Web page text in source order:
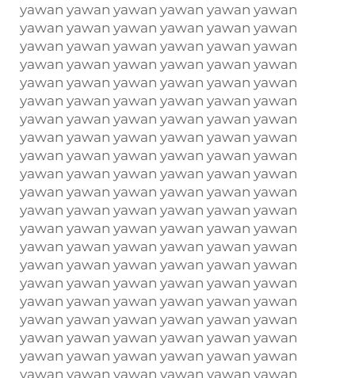
yawan yawan yawan yawan yawan yawan
yawan yawan yawan yawan yawan yawan
yawan yawan yawan yawan yawan yawan
yawan yawan yawan yawan yawan yawan
yawan yawan yawan yawan yawan yawan
yawan yawan yawan yawan yawan yawan
yawan yawan yawan yawan yawan yawan
yawan yawan yawan yawan yawan yawan
yawan yawan yawan yawan yawan yawan
yawan yawan yawan yawan yawan yawan
yawan yawan yawan yawan yawan yawan
yawan yawan yawan yawan yawan yawan
yawan yawan yawan yawan yawan yawan
yawan yawan yawan yawan yawan yawan
yawan yawan yawan yawan yawan yawan
yawan yawan yawan yawan yawan yawan
yawan yawan yawan yawan yawan yawan
yawan yawan yawan yawan yawan yawan
yawan yawan yawan yawan yawan yawan
yawan yawan yawan yawan yawan yawan
yawan yawan yawan yawan yawan yawan